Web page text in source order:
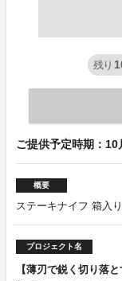
残り
ご提供予定時期：10
概要
ステーキナイフ 箱入
プロジェクト名
【薄刃で鋭く切り落